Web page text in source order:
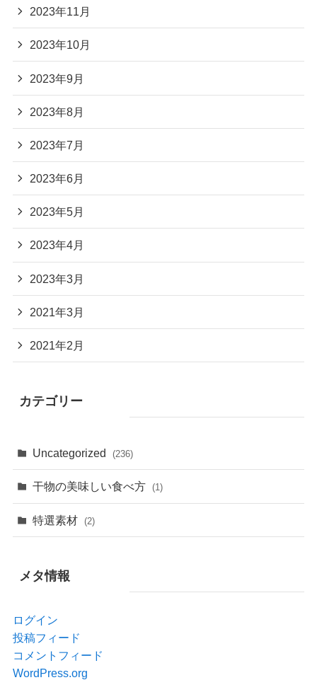
2023年11月
2023年10月
2023年9月
2023年8月
2023年7月
2023年6月
2023年5月
2023年4月
2023年3月
2021年3月
2021年2月
カテゴリー
Uncategorized (236)
干物の美味しい食べ方 (1)
特選素材 (2)
メタ情報
ログイン
投稿フィード
コメントフィード
WordPress.org